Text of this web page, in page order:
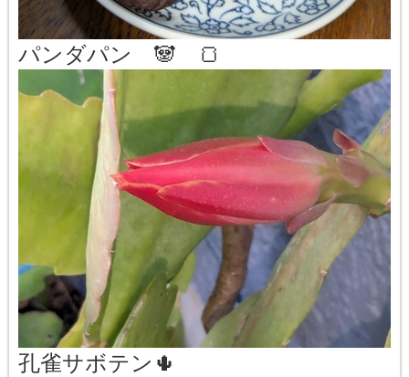
パンダパン 🐼 🍞
孔雀サボテン🌵